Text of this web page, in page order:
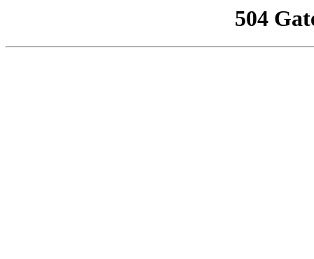
504